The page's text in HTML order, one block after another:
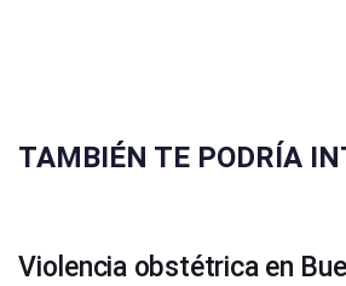
TAMBIÉN TE PODRÍA
Violencia obstétrica en